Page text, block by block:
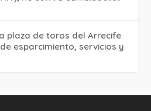
plaza de toros del Arrecife
esparcimiento, servicios y